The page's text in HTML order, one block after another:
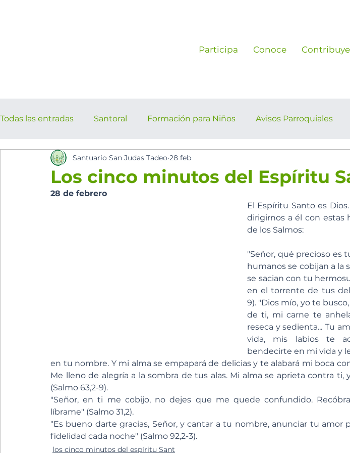
Participa Conoce Contribuye
Todas las entradas Santoral Formación para Niños Avisos Parroquiales
los cinco minutos del espíritu Sant Eventos Parroquiales
Los cinco minutos del Espíritu
Santuario San Judas Tadeo 28 feb
28 de febrero
El Espíritu Santo es
dirigirnos a él con estas
de los Salmos:
"Señor, qué precioso es
humanos se cobijan a la
se sacian con tu
en el torrente de tus
9). "Dios mío, yo te
de ti, mi carne te
reseca y sedienta... Tu
vida, mis labios te
bendecirte en mi vida y
en tu nombre. Y mi alma se empapará de delicias y te alabará mi boca
Me lleno de alegría a la sombra de tus alas. Mi alma se aprieta contra ti,
(Salmo 63,2-9).
"Señor, en ti me cobijo, no dejes que me quede confundido.
líbrame" (Salmo 31,2).
"Es bueno darte gracias, Señor, y cantar a tu nombre, anunciar tu amor
fidelidad cada noche" (Salmo 92,2-3).
los cinco minutos del espíritu Sant